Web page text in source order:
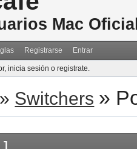
Mac
Registrarse Entrar
inicia sesión o registrate.
» Switchers »